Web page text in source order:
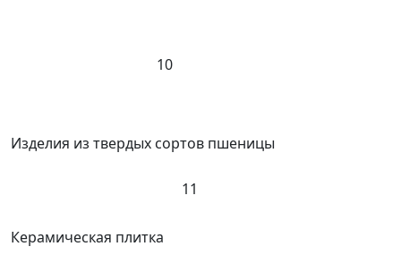
10
Изделия из твердых сортов пшеницы
11
Керамическая плитка